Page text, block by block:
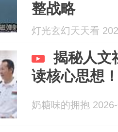
整战略
灯光玄幻天天看
揭秘人文
读核心思想
奶糖味的拥抱